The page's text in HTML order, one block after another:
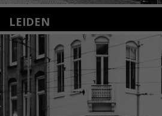
LEIDEN
Nieuwstraat 35
2312 KA Leiden
+31(0)71 – 52 84 480
info@kunsthuisleiden.nl
Lees meer